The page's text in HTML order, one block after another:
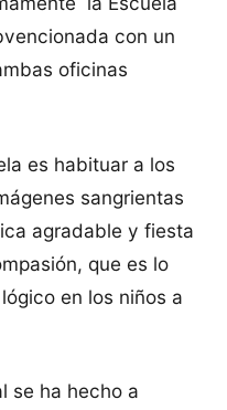
con un
oficinas
es habituar a los
sangrientas
agradable y fiesta
que es lo
en los niños a
se ha hecho a